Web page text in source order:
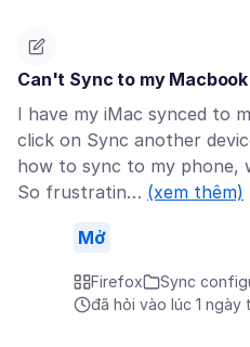
Can't Sync to my Macbook
I have my iMac synced to
click on Sync another
how to sync to my phone,
So frustratin… (xem thêm)
Mở
Firefox
Sync
đã hỏi vào lúc 1 ngày